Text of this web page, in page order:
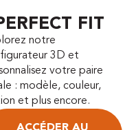
FIT
notre
3D et
votre paire
: modèle, couleur,
et plus encore.